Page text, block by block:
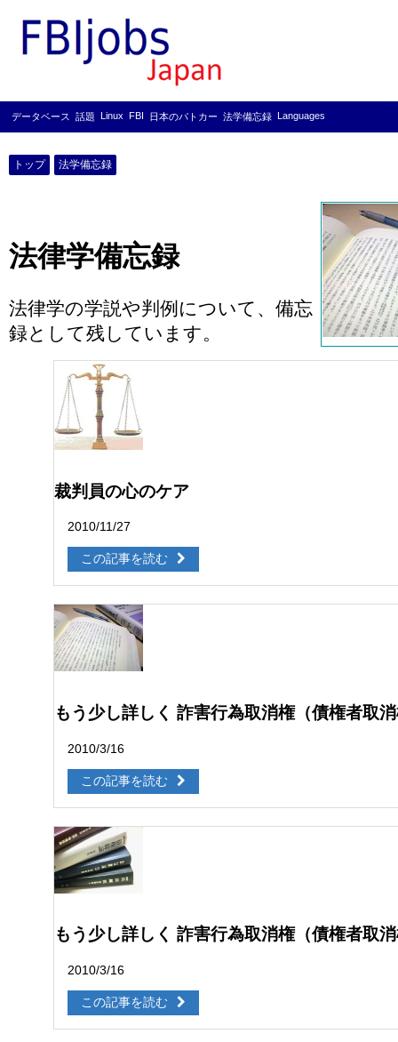
データベース 話題 Linux FBI 日本のパトカー 法学備忘録 Languages
トップ 法学備忘録
法律学備忘録
法律学の学説や判例について、備忘
録として残しています。
裁判員の心のケア
2010/11/27
この記事を読む
もう少し詳しく 詐害行為取消権（債権者取
2010/3/16
この記事を読む
もう少し詳しく 詐害行為取消権（債権者取
2010/3/16
この記事を読む